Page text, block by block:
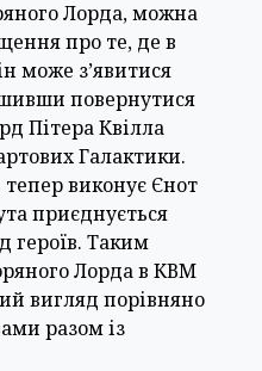
Лорда, можна
про те, де в
може з’явитися
повернутися
Пітера Квілла
Галактики.
виконує Єнот
приєднується
героїв. Таким
Лорда в КВМ
вигляд порівняно
разом із